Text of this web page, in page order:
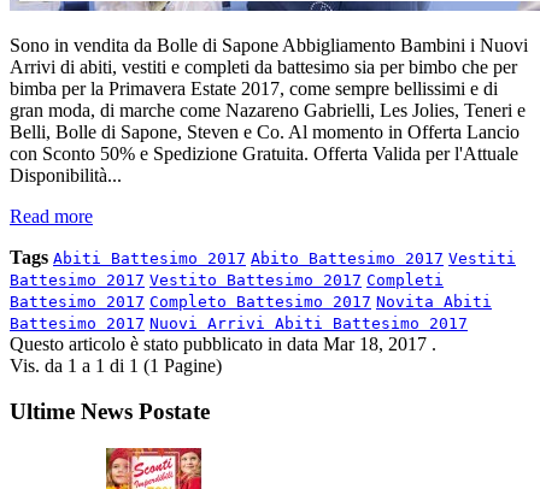
Sono in vendita da Bolle di Sapone Abbigliamento Bambini i Nuovi
Arrivi di abiti, vestiti e completi da battesimo sia per bimbo che per
bimba per la Primavera Estate 2017, come sempre bellissimi e di
gran moda, di marche come Nazareno Gabrielli, Les Jolies, Teneri e
Belli, Bolle di Sapone, Steven e Co. Al momento in Offerta Lancio
con Sconto 50% e Spedizione Gratuita. Offerta Valida per l'Attuale
Disponibilità...
Read more
Tags Abiti Battesimo 2017 Abito Battesimo 2017 Vestiti
Battesimo 2017 Vestito Battesimo 2017 Completi
Battesimo 2017 Completo Battesimo 2017 Novita Abiti
Battesimo 2017 Nuovi Arrivi Abiti Battesimo 2017
Questo articolo è stato pubblicato in data Mar 18, 2017 .
Vis. da 1 a 1 di 1 (1 Pagine)
Ultime News Postate